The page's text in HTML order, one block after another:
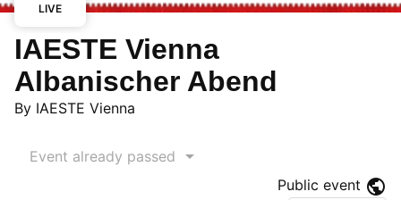
LIVE
IAESTE Vienna
Albanischer Abend
By IAESTE Vienna
Event already passed
Public event